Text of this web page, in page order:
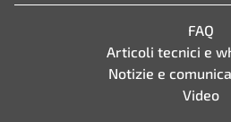
FAQ
Articoli tecnici e
Notizie e
Video